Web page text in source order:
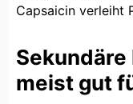
Capsaicin verleiht
meist gut